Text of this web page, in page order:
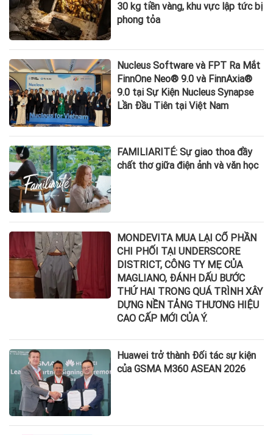
30 kg tiền vàng, khu vực lập tức bị
phong tỏa
Nucleus Software và FPT Ra Mắt
FinnOne Neo® 9.0 và FinnAxia®
9.0 tại Sự Kiện Nucleus Synapse
Lần Đầu Tiên tại Việt Nam
FAMILIARITÉ: Sự giao thoa đầy
chất thơ giữa điện ảnh và văn học
MONDEVITA MUA LẠI CỔ PHẦN
CHI PHỐI TẠI UNDERSCORE
DISTRICT, CÔNG TY MẸ CỦA
MAGLIANO, ĐÁNH DẤU BƯỚC
THỨ HAI TRONG QUÁ TRÌNH XÂY
DỰNG NỀN TẢNG THƯƠNG HIỆU
CAO CẤP MỚI CỦA Ý.
Huawei trở thành Đối tác sự kiện
của GSMA M360 ASEAN 2026